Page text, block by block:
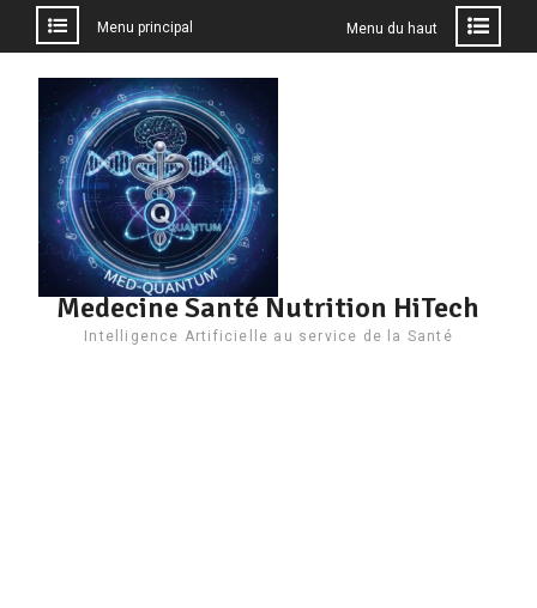
contenu
Menu principal Menu du haut
Medecine Santé Nutrition HiTech
Intelligence Artificielle au service de la Santé